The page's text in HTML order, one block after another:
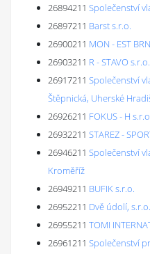
26894211 Společenství
26897211 Barst s.r.o.
26900211 MON - EST
26903211 R - STAVO s.r.o.
26917211 Společenství
Štěpnická, Uherské
26926211 FOKUS - H
26932211 STAREZ -
26946211 Společenství
Kroměříž
26949211 BUFIK s.r.o.
26952211 Dvě údolí, s.r.o.
26955211 TOMI
26961211 Společenství